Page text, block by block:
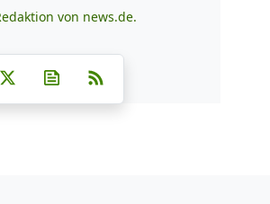
von news.de.
Facebook
Teilen auf Whatsapp
Teilen auf Telegram
Mail teilen
Post auf XNewsletter abonnieren